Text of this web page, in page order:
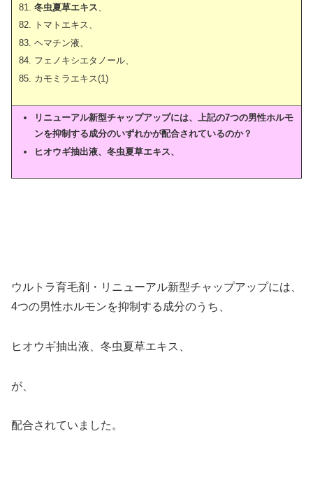
冬虫夏草エキス
トマトエキス、
ヘマチン液、
フェノキシエタノール、
カモミラエキス(1)
リニューアル新型チャップアップには、上記の7つの男性ホルモ
ンを抑制する成分のいずれかが配合されているのか？
ヒオウギ抽出液、冬虫夏草エキス、
ウルトラ育毛剤・リニューアル新型チャップアップには、
4つの男性ホルモンを抑制する成分のうち、
ヒオウギ抽出液、冬虫夏草エキス、
が、
配合されていました。